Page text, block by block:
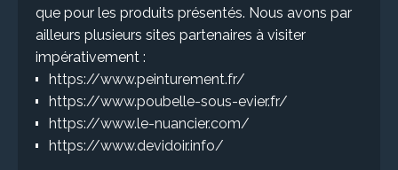
que pour les produits présentés. Nous avons par
ailleurs plusieurs sites partenaires à visiter
impérativement :
https://www.peinturement.fr/
https://www.poubelle-sous-evier.fr/
https://www.le-nuancier.com/
https://www.devidoir.info/